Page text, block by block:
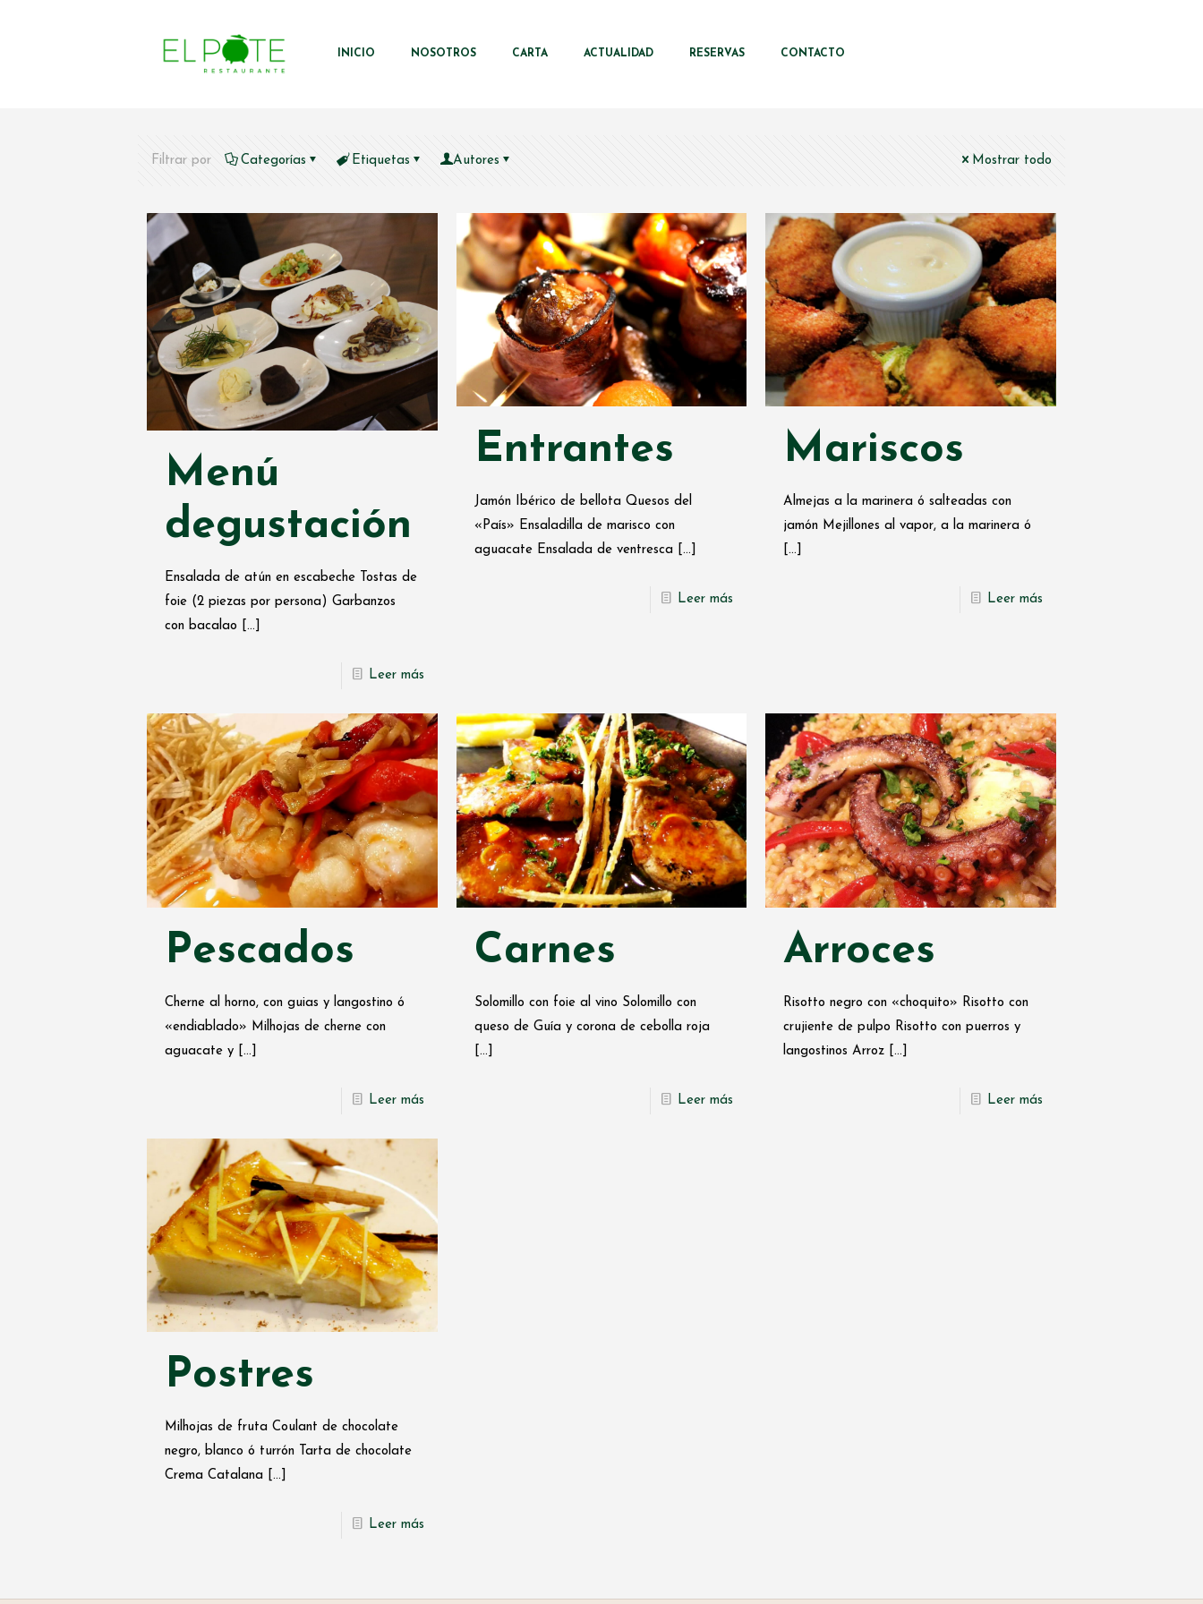
INICIO NOSOTROS CARTA ACTUALIDAD RESERVAS CONTACTO
Filtrar por Categorías Etiquetas Autores Mostrar todo
Menú
degustación
Ensalada de atún en escabeche Tostas de
foie (2 piezas por persona) Garbanzos
con bacalao […]
Leer más
Entrantes
Jamón Ibérico de bellota Quesos del
«País» Ensaladilla de marisco con
aguacate Ensalada de ventresca […]
Leer más
Mariscos
Almejas a la marinera ó salteadas con
jamón Mejillones al vapor, a la marinera ó
[…]
Leer más
Pescados
Cherne al horno, con guias y langostino ó
«endiablado» Milhojas de cherne con
aguacate y […]
Leer más
Carnes
Solomillo con foie al vino Solomillo con
queso de Guía y corona de cebolla roja
[…]
Leer más
Arroces
Risotto negro con «choquito» Risotto con
crujiente de pulpo Risotto con puerros y
langostinos Arroz[…]
Leer más
Postres
Milhojas de fruta Coulant de chocolate
negro, blanco ó turrón Tarta de chocolate
Crema Catalana […]
Leer más